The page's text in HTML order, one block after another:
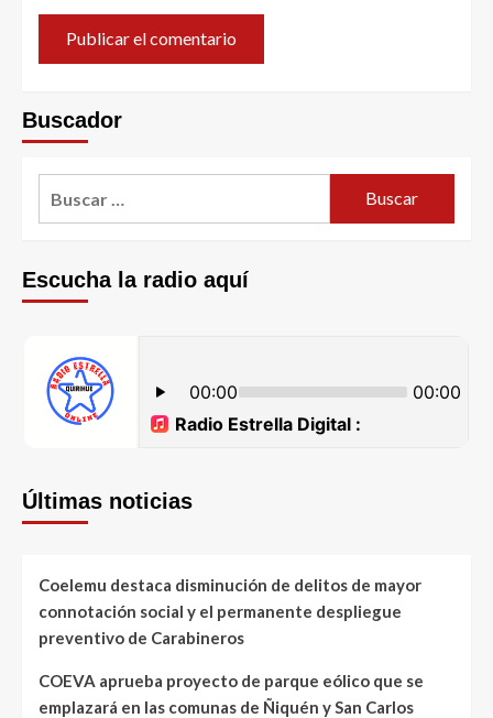
Buscador
Escucha la radio aquí
Últimas noticias
Coelemu destaca disminución de delitos de mayor
connotación social y el permanente despliegue
preventivo de Carabineros
COEVA aprueba proyecto de parque eólico que se
emplazará en las comunas de Ñiquén y San Carlos